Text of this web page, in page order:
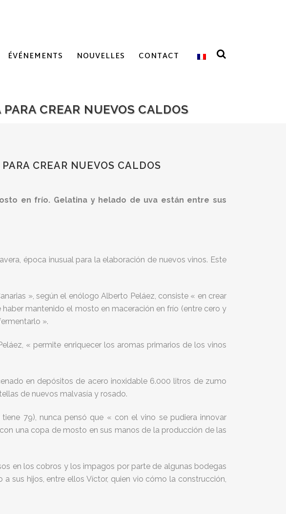
ÉVÉNEMENTS NOUVELLES CONTACT
CREAR NUEVOS CALDOS
CREAR NUEVOS CALDOS
en frío. Gelatina y helado de uva están entre sus
época inusual para la elaboración de nuevos vinos. Este
», según el enólogo Alberto Peláez, consiste « en crear
mantenido el mosto en maceración en frío (entre cero y
».
« permite enriquecer los aromas primarios de los vinos
en depósitos de acero inoxidable 6.000 litros de zumo
de nuevos malvasía y rosado.
79), nunca pensó que « con el vino se pudiera innovar
una copa de mosto en sus manos de la producción de las
en los cobros y los impagos por parte de algunas bodegas
sus hijos, entre ellos Víctor, quien vio cómo la construcción,